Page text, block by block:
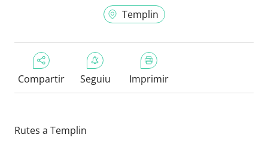
Templin
Compartir Seguiu Imprimir
Rutes a Templin